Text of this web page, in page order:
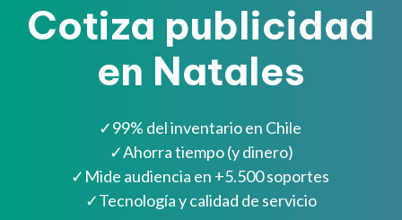
Cotiza publicidad
en Natales
✓99% del inventario en Chile
✓Ahorra tiempo (y dinero)
✓ Mide audiencia en +5.500 soportes
✓Tecnología y calidad de servicio